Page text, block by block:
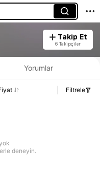
Takip Et
6 Takipçiler
Yorumlar
Filtrele
deneyin.